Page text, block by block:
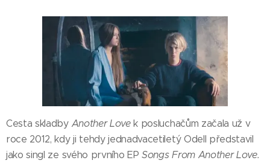
Cesta skladby Another Lovek posluchačům začala už v
roce 2012, kdy ji tehdy jednadvacetiletý Odell představil
jako singl ze svého prvního EPSongs From Another Love.